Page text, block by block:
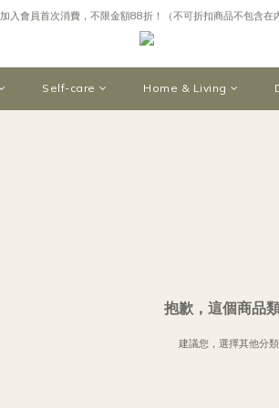
購買指定設計香水，即贈限量日本岡山手作毛衣木偶吊飾
加入會員首次消費，不限金額88折！（不可折扣商品不包含在
購買指定設計香水，即贈限量日本岡山手作毛衣木偶吊飾
Self-care Home & Living
抱歉，這個商品
建議您，選擇其他分